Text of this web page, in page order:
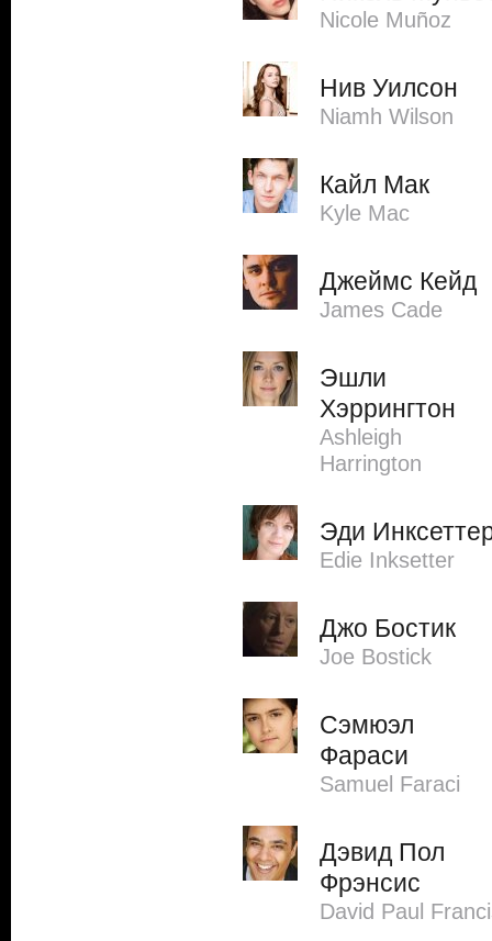
Nicole Muñoz
Нив Уилсон
Niamh Wilson
Кайл Мак
Kyle Mac
Джеймс Кейд
James Cade
Эшли
Хэррингтон
Ashleigh
Harrington
Эди
Edie Inksetter
Джо Бостик
Joe Bostick
Сэмюэл
Фараси
Samuel Faraci
Дэвид Пол
Фрэнсис
David Paul